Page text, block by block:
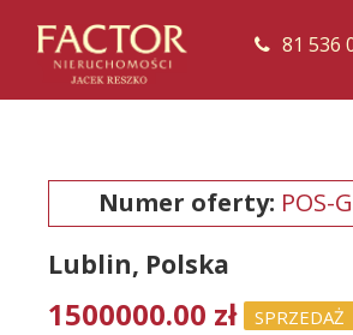
81 536
Numer oferty: POS-
Lublin, Polska
1500000.00 zł SPRZEDAŻ